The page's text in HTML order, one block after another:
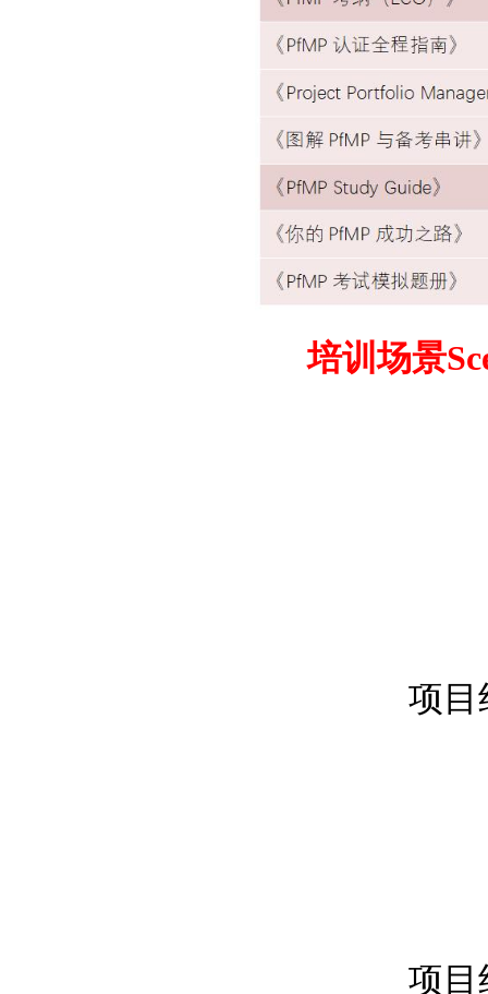
培训场景
项目
项目